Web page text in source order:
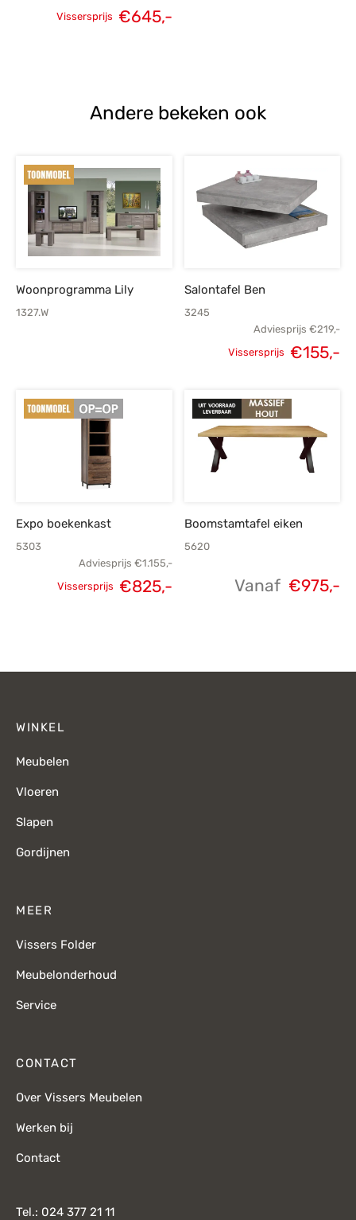
Vissersprijs €645,-
Andere bekeken ook
Woonprogramma Lily
1327.W
Salontafel Ben
3245
Adviesprijs €219,-
prijs was:
€219,-.
Vissersprijs €155,-
Expo boekenkast
5303
Adviesprijs €1.155,-
Vissersprijs €825,-
Boomstamtafel eiken
5620
Vanaf €975,-
WINKEL
Meubelen
Vloeren
Slapen
Gordijnen
MEER
Vissers Folder
Meubelonderhoud
Service
CONTACT
Over Vissers Meubelen
Werken bij
Contact
Tel.: 024 377 21 11